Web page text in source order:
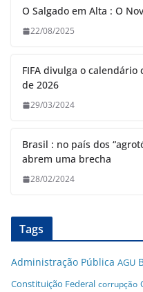
O Salgado em Alta : O
22/08/2025
FIFA divulga o
de 2026
29/03/2024
Brasil : no país dos
abrem uma brecha
28/02/2024
Tags
Administração Pública AGU
Constituição Federal corrupção